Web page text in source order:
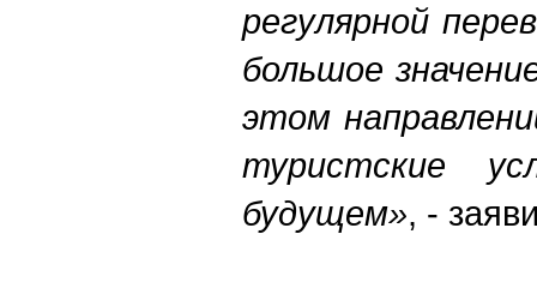
регулярной
большое
этом
туристские
будущем», -